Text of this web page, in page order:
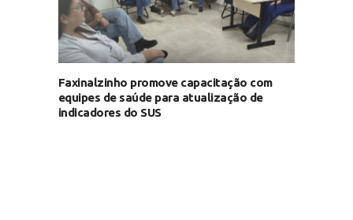
Faxinalzinho promove capacitação com
equipes de saúde para atualização de
indicadores do SUS